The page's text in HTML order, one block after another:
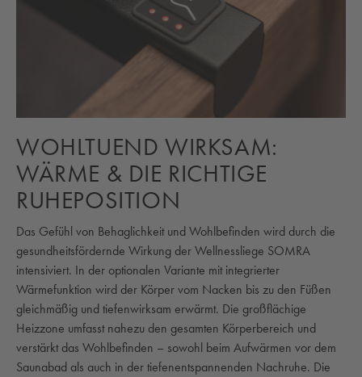
WOHLTUEND WIRKSAM:
WÄRME & DIE RICHTIGE
RUHEPOSITION
Das Gefühl von Behaglichkeit und Wohlbefinden wird durch die
gesundheitsfördernde Wirkung der Wellnessliege SOMRA
intensiviert. In der optionalen Variante mit integrierter
Wärmefunktion wird der Körper vom Nacken bis zu den Füßen
gleichmäßig und tiefenwirksam erwärmt. Die großflächige
Heizzone umfasst nahezu den gesamten Körperbereich und
verstärkt das Wohlbefinden – sowohl beim Aufwärmen vor dem
Saunabad als auch in der tiefenentspannenden Nachruhe. Die